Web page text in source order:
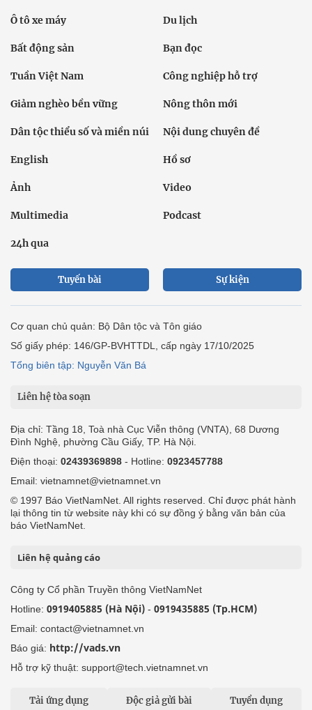
Ô tô xe máy Du lịch
Bất động sản Bạn đọc
Tuần Việt Nam Công nghiệp hỗ trợ
Giảm nghèo bền vững Nông thôn mới
Dân tộc thiểu số và miền núi Nội dung chuyên đề
English Hồ sơ
Ảnh Video
Multimedia Podcast
24h qua
Tuyến bài Sự kiện
Cơ quan chủ quản: Bộ Dân tộc và Tôn giáo
Số giấy phép: 146/GP-BVHTTDL, cấp ngày 17/10/2025
Tổng biên tập: Nguyễn Văn Bá
Liên hệ tòa soạn
Địa chỉ: Tầng 18, Toà nhà Cục Viễn thông (VNTA), 68 Dương
Đình Nghệ, phường Cầu Giấy, TP. Hà Nội.
Điện thoại: 02439369898 - Hotline: 0923457788
Email: vietnamnet@vietnamnet.vn
© 1997 Báo VietNamNet. All rights reserved. Chỉ được phát hành
lại thông tin từ website này khi có sự đồng ý bằng văn bản của
báo VietNamNet.
Liên hệ quảng cáo
Công ty Cổ phần Truyền thông VietNamNet
Hotline: 0919405885 (Hà Nội) - 0919435885 (Tp.HCM)
Email: contact@vietnamnet.vn
Báo giá: http://vads.vn
Hỗ trợ kỹ thuật: support@tech.vietnamnet.vn
Tải ứng dụng Độc giả gửi bài Tuyển dụng